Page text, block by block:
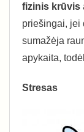
fizinis krūvis
priešingai, jei
sumažėja
apykaita,
Stresas